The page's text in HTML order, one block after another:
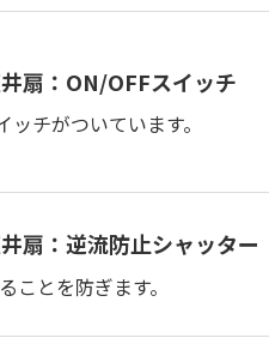
扇：ON/OFFスイッチ
チがついています。
扇：逆流防止シャッター
ことを防ぎます。